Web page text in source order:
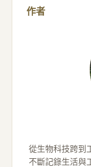
作者
從生物科技跨到
不斷記錄生活與